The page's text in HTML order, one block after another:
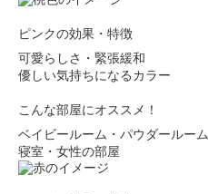
ピンクの効果・特徴
可愛らしさ・緊張緩和
優しい気持ちになるカラー
こんな部屋にオススメ！
ベイビールーム・パウダールーム
寝室・女性の部屋